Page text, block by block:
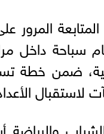
ضمن
لاستقبال